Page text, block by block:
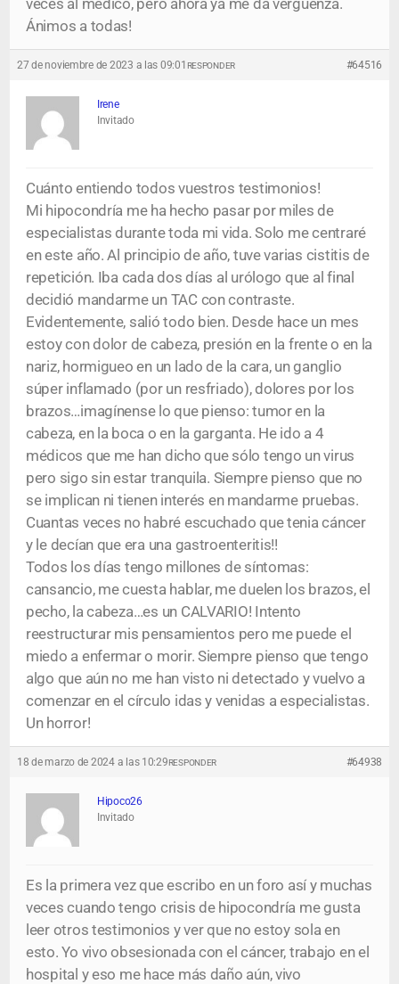
veces al médico, pero ahora ya me da verguenza.
Ánimos a todas!
27 de noviembre de 2023 a las 09:01 #64516
RESPONDER
Irene
Invitado
Cuánto entiendo todos vuestros testimonios!
Mi hipocondría me ha hecho pasar por miles de
especialistas durante toda mi vida. Solo me centraré
en este año. Al principio de año, tuve varias cistitis de
repetición. Iba cada dos días al urólogo que al final
decidió mandarme un TAC con contraste.
Evidentemente, salió todo bien. Desde hace un mes
estoy con dolor de cabeza, presión en la frente o en la
nariz, hormigueo en un lado de la cara, un ganglio
súper inflamado (por un resfriado), dolores por los
brazos…imagínense lo que pienso: tumor en la
cabeza, en la boca o en la garganta. He ido a 4
médicos que me han dicho que sólo tengo un virus
pero sigo sin estar tranquila. Siempre pienso que no
se implican ni tienen interés en mandarme pruebas.
Cuantas veces no habré escuchado que tenia cáncer
y le decían que era una gastroenteritis!!
Todos los días tengo millones de síntomas:
cansancio, me cuesta hablar, me duelen los brazos, el
pecho, la cabeza…es un CALVARIO! Intento
reestructurar mis pensamientos pero me puede el
miedo a enfermar o morir. Siempre pienso que tengo
algo que aún no me han visto ni detectado y vuelvo a
comenzar en el círculo idas y venidas a especialistas.
Un horror!
18 de marzo de 2024 a las 10:29 #64938
RESPONDER
Hipoco26
Invitado
Es la primera vez que escribo en un foro así y muchas
veces cuando tengo crisis de hipocondría me gusta
leer otros testimonios y ver que no estoy sola en
esto. Yo vivo obsesionada con el cáncer, trabajo en el
hospital y eso me hace más daño aún, vivo